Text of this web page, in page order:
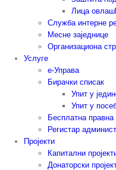
Лица
Служба интерне
Месне заједнице
Организациона
Услуге
е-Управа
Бирачки списак
Упит у
Упит у
Бесплатна
Регистар
Пројекти
Капитални
Донаторски